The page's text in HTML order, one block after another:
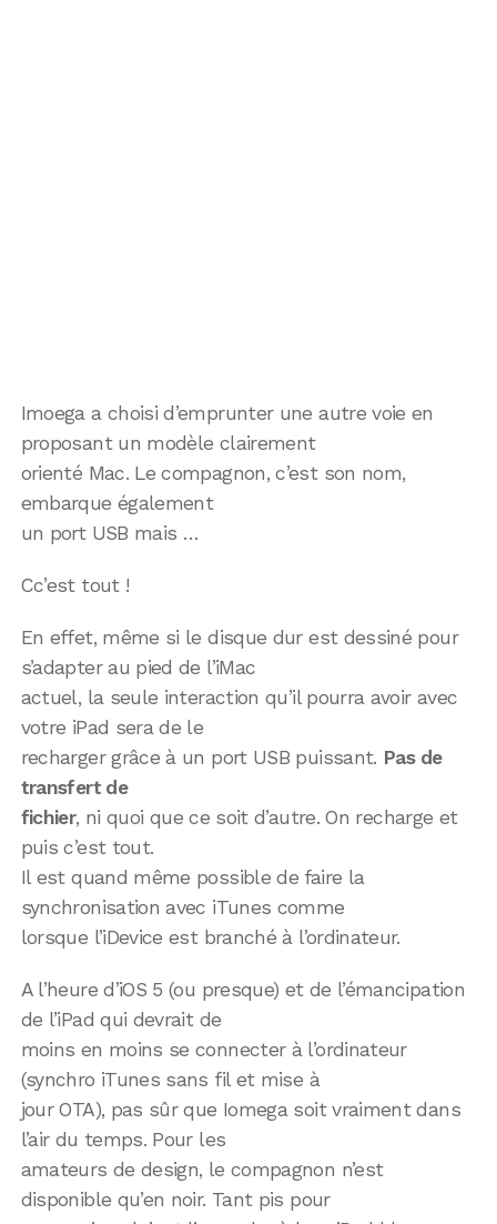
Imoega a choisi d’emprunter une autre voie en
proposant un modèle clairement
orienté Mac. Le compagnon, c’est son nom,
embarque également
un port USB mais …
Cc’est tout !
En effet, même si le disque dur est dessiné pour
s’adapter au pied de l’iMac
actuel, la seule interaction qu’il pourra avoir avec
votre iPad sera de le
recharger grâce à un port USB puissant. Pas de
transfert de
fichier, ni quoi que ce soit d’autre. On recharge et
puis c’est tout.
Il est quand même possible de faire la
synchronisation avec iTunes comme
lorsque l’iDevice est branché à l’ordinateur.
A l’heure d’iOS 5 (ou presque) et de l’émancipation
de l’iPad qui devrait de
moins en moins se connecter à l’ordinateur
(synchro iTunes sans fil et mise à
jour OTA), pas sûr que Iomega soit vraiment dans
l’air du temps. Pour les
amateurs de design, le compagnon n’est
disponible qu’en noir. Tant pis pour